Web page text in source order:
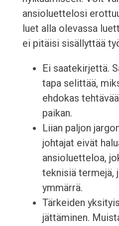
ansioluettelosi
luet alla olevassa
ei pitäisi sisällyttää
Ei saatekirjettä.
tapa selittää,
ehdokas
paikan.
Liian paljon
johtajat eivät
ansioluetteloa,
teknisiä termejä,
ymmärrä.
Tärkeiden
jättäminen.